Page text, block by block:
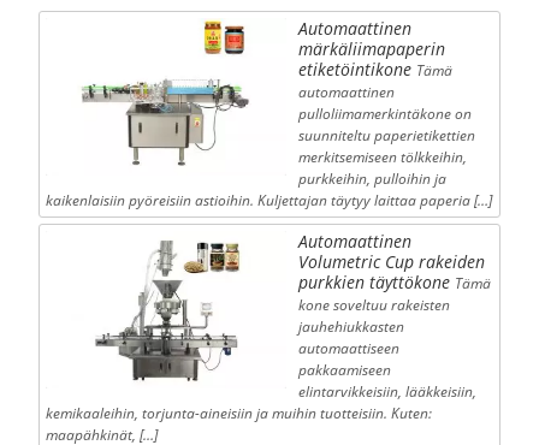
Automaattinen
märkäliimapaperin
etiketöintikone Tämä
automaattinen
pulloliimamerkintäkone on
suunniteltu paperietikettien
merkitsemiseen tölkkeihin,
purkkeihin, pulloihin ja
kaikenlaisiin pyöreisiin astioihin. Kuljettajan täytyy laittaa paperia […]
Automaattinen
Volumetric Cup rakeiden
purkkien täyttökone Tämä
kone soveltuu rakeisten
jauhehiukkasten
automaattiseen
pakkaamiseen
elintarvikkeisiin, lääkkeisiin,
kemikaaleihin, torjunta-aineisiin ja muihin tuotteisiin. Kuten:
maapähkinät, […]